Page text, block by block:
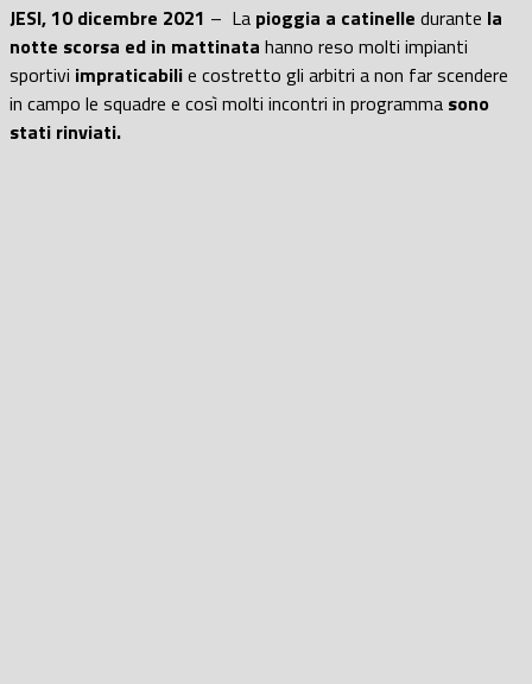
JESI, 10 dicembre 2021 – La pioggia a catinelle durante la
notte scorsa ed in mattinata hanno reso molti impianti
sportivi impraticabilie costretto gli arbitri a non far scendere
in campo le squadre e così molti incontri in programma sono
stati rinviati.